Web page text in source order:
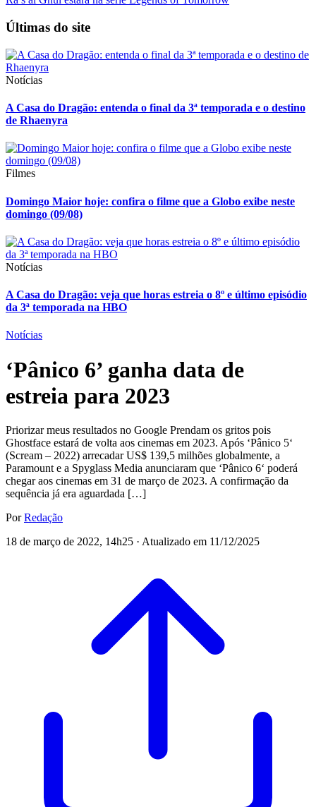
Últimas do site
Notícias
A Casa do Dragão: entenda o final da 3ª temporada e o destino
de Rhaenyra
Filmes
Domingo Maior hoje: confira o filme que a Globo exibe neste
domingo (09/08)
Notícias
A Casa do Dragão: veja que horas estreia o 8º e último episódio
da 3ª temporada na HBO
Notícias
‘Pânico 6’ ganha data de
estreia para 2023
Priorizar meus resultados no Google Prendam os gritos pois
Ghostface estará de volta aos cinemas em 2023. Após ‘Pânico 5‘
(Scream – 2022) arrecadar US$ 139,5 milhões globalmente, a
Paramount e a Spyglass Media anunciaram que ‘Pânico 6‘ poderá
chegar aos cinemas em 31 de março de 2023. A confirmação da
sequência já era aguardada […]
PorRedação
18 de março de 2022, 14h25 · Atualizado em 11/12/2025